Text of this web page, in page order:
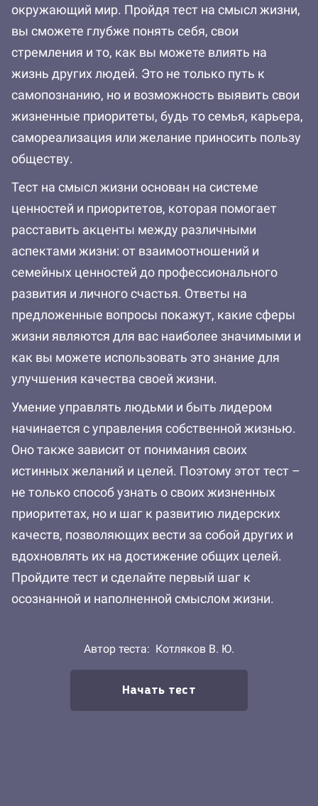
окружающий мир. Пройдя тест на смысл жизни,
вы сможете глубже понять себя, свои
стремления и то, как вы можете влиять на
жизнь других людей. Это не только путь к
самопознанию, но и возможность выявить свои
жизненные приоритеты, будь то семья, карьера,
самореализация или желание приносить пользу
обществу.
Тест на смысл жизни основан на системе
ценностей и приоритетов, которая помогает
расставить акценты между различными
аспектами жизни: от взаимоотношений и
семейных ценностей до профессионального
развития и личного счастья. Ответы на
предложенные вопросы покажут, какие сферы
жизни являются для вас наиболее значимыми и
как вы можете использовать это знание для
улучшения качества своей жизни.
Умение управлять людьми и быть лидером
начинается с управления собственной жизнью.
Оно также зависит от понимания своих
истинных желаний и целей. Поэтому этот тест –
не только способ узнать о своих жизненных
приоритетах, но и шаг к развитию лидерских
качеств, позволяющих вести за собой других и
вдохновлять их на достижение общих целей.
Пройдите тест и сделайте первый шаг к
осознанной и наполненной смыслом жизни.
Автор теста: Котляков В. Ю.
Начать тест